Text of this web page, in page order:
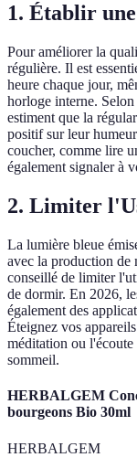
1. Établir
Pour améliorer la
régulière. Il est
heure chaque jour,
horloge interne. Selon
estiment que la
positif sur leur
coucher, comme lire
également signaler à
2. Limiter
La lumière bleue
avec la production de
conseillé de limiter
de dormir. En 2026,
également des
Éteignez vos
méditation ou
sommeil.
HERBALGEM
bourgeons Bio 30ml
HERBALGEM